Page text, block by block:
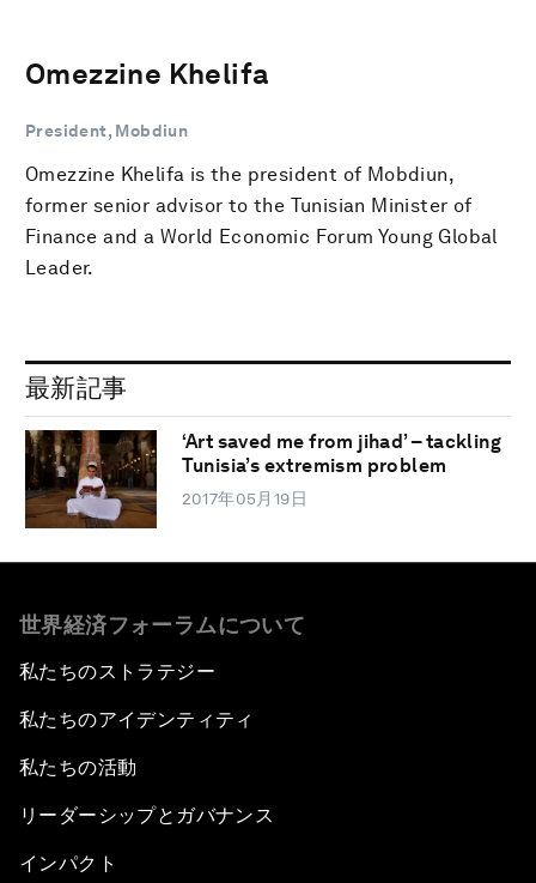
Omezzine Khelifa
President, Mobdiun
Omezzine Khelifa is the president of Mobdiun,
former senior advisor to the Tunisian Minister of
Finance and a World Economic Forum Young Global
Leader.
最新記事
‘Art saved me from jihad’ – tackling
Tunisia’s extremism problem
2017年05月19日
世界経済フォーラムについて
私たちのストラテジー
私たちのアイデンティティ
私たちの活動
リーダーシップとガバナンス
インパクト